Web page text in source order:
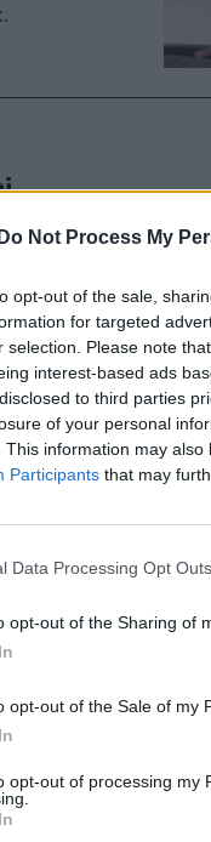
Do Not Process My
opt-out of the sale,
for targeted
selection. Please note
interest-based ads
to third parties
of your personal
This information may
Participants that may
Data Processing Opt Outs
opt-out of the Sharing of
opt-out of the Sale of my
opt-out of processing my
halálos
kórházban